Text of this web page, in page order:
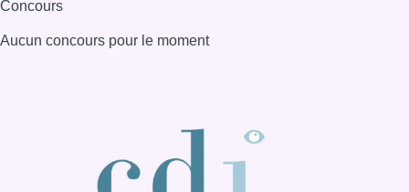
Concours
Aucun concours pour le moment